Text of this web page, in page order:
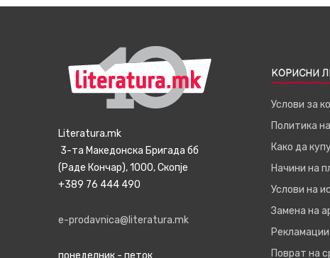
Literatura.mk
3-та Македонска Бригада бб
(Раде Кончар), 1000, Скопје
+389 76 444 490
e-prodavnica@literatura.mk
понеделник - петок
КОРИСНИ
Услови за
Политика
Како да
Начини на
Услови на
Замена на
Рекламации
Поврат на